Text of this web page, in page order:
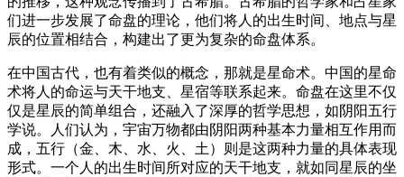
们进一步发展了命盘的理论，他们将人的出生时间、地点与星
辰的位置相结合，构建出了更为复杂的命盘体系。
在中国古代，也有着类似的概念，那就是星命术。中国的星命
术将人的命运与天干地支、星宿等联系起来。命盘在这里不仅
仅是星辰的简单组合，还融入了深厚的哲学思想，如阴阳五行
学说。人们认为，宇宙万物都由阴阳两种基本力量相互作用而
成，五行（金、木、水、火、土）则是这两种力量的具体表现
形式。一个人的出生时间所对应的天干地支，就如同星辰的坐